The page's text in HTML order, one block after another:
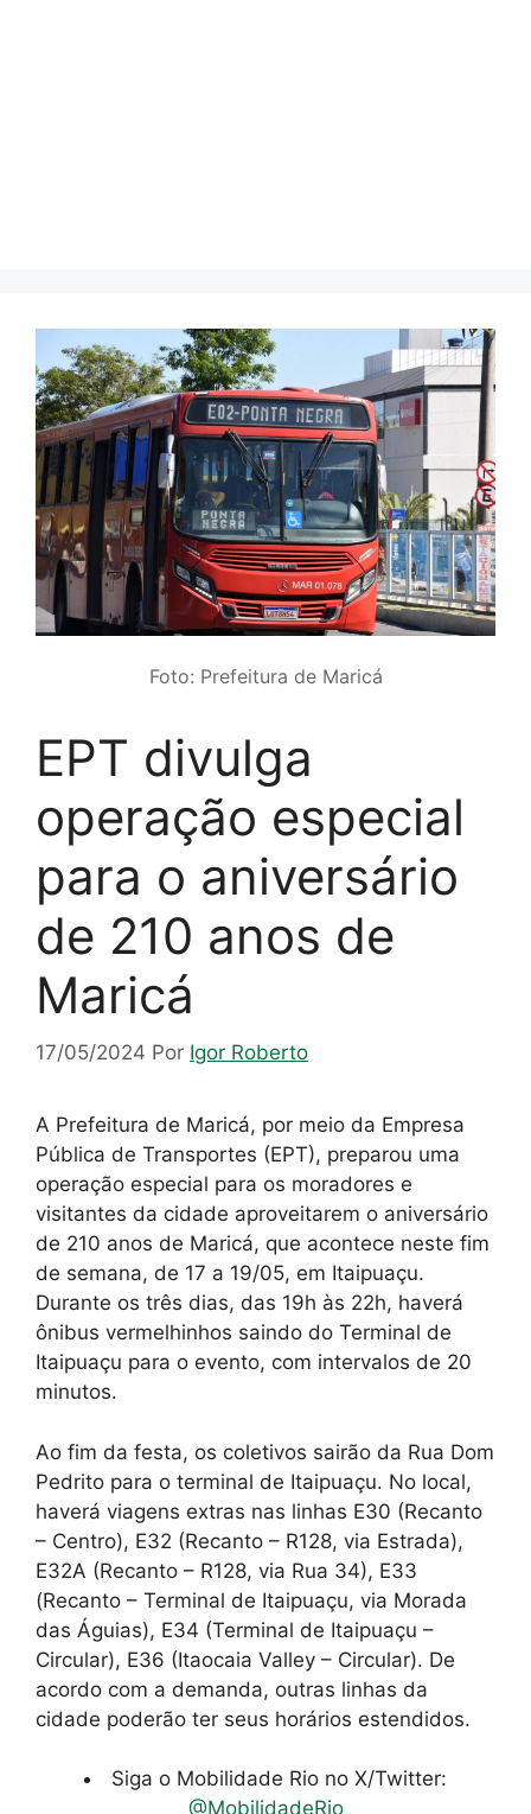
Foto: Prefeitura de Maricá
EPT divulga
operação especial
para o aniversário
de 210 anos de
Maricá
17/05/2024 Por Igor Roberto
A Prefeitura de Maricá, por meio da Empresa
Pública de Transportes (EPT), preparou uma
operação especial para os moradores e
visitantes da cidade aproveitarem o aniversário
de 210 anos de Maricá, que acontece neste fim
de semana, de 17 a 19/05, em Itaipuaçu.
Durante os três dias, das 19h às 22h, haverá
ônibus vermelhinhos saindo do Terminal de
Itaipuaçu para o evento, com intervalos de 20
minutos.
Ao fim da festa, os coletivos sairão da Rua Dom
Pedrito para o terminal de Itaipuaçu. No local,
haverá viagens extras nas linhas E30 (Recanto
– Centro), E32 (Recanto – R128, via Estrada),
E32A (Recanto – R128, via Rua 34), E33
(Recanto – Terminal de Itaipuaçu, via Morada
das Águias), E34 (Terminal de Itaipuaçu –
Circular), E36 (Itaocaia Valley – Circular). De
acordo com a demanda, outras linhas da
cidade poderão ter seus horários estendidos.
Siga o Mobilidade Rio no X/Twitter:
@MobilidadeRio